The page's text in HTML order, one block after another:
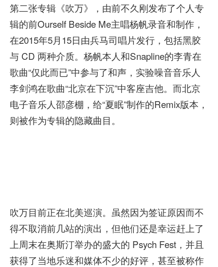
第二张专辑《吹万》，由前不久刚发布了个人专
辑的前Ourself Beside Me主唱杨帆录音和制作，
在2015年5月15日由兵马司唱片发行，包括黑胶
与 CD 两种介质。杨帆本人和Snapline的李青在
歌曲“仅此而已”中参与了和声，实验噪音音乐人
李剑鸿在歌曲“北京在下沉”中客座吉他。而北京
电子音乐人邵彦棚，给“夏眠”制作的Remix版本，
则被作为专辑的隐藏曲目。
吹万目前正在北美巡演。虽然因为签证原因而不
得不取消前几站的演出，但他们还是幸运赶上了
上周末在奥斯汀举办的盛大的 Psych Fest，并且
获得了当地乐迷和媒体不少的好评，甚至被称作